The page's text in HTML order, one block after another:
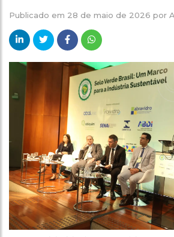
Publicado em 28 de maio de 2026 por